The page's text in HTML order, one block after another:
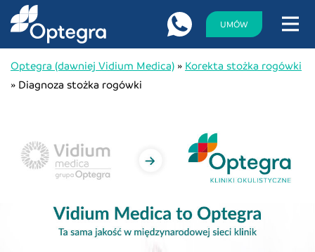
UMÓW
Optegra (dawniej Vidium Medica) » Korekta stożka rogówki
» Diagnoza stożka rogówki